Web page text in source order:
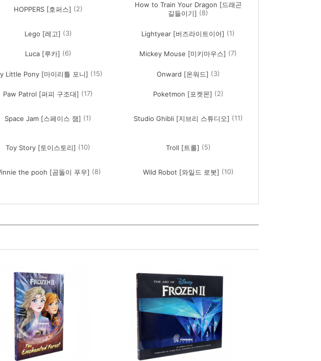
HOPPERS [호퍼스] (2)
How to Train Your Dragon [드래곤
길들이기] (8)
Lego [레고] (3) Lightyear [버즈라이트이어] (1)
Luca [루카] (6) Mickey Mouse [미키마우스] (7)
Little Pony [마이리틀 포니] (15) Onward [온워드] (3)
Paw Patrol [퍼피 구조대] (17) Poketmon [포켓몬] (2)
Space Jam [스페이스 잼] (1) Studio Ghibli [지브리 스튜디오] (11)
Toy Story [토이스토리] (10) Troll [트롤] (5)
the pooh [곰돌이 푸우] (8) Wild Robot [와일드 로봇] (10)